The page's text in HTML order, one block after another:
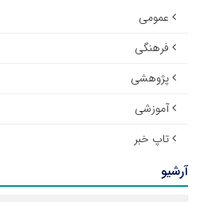
عمومی
فرهنگی
پژوهشی
آموزشی
تاپ خبر
آرشیو